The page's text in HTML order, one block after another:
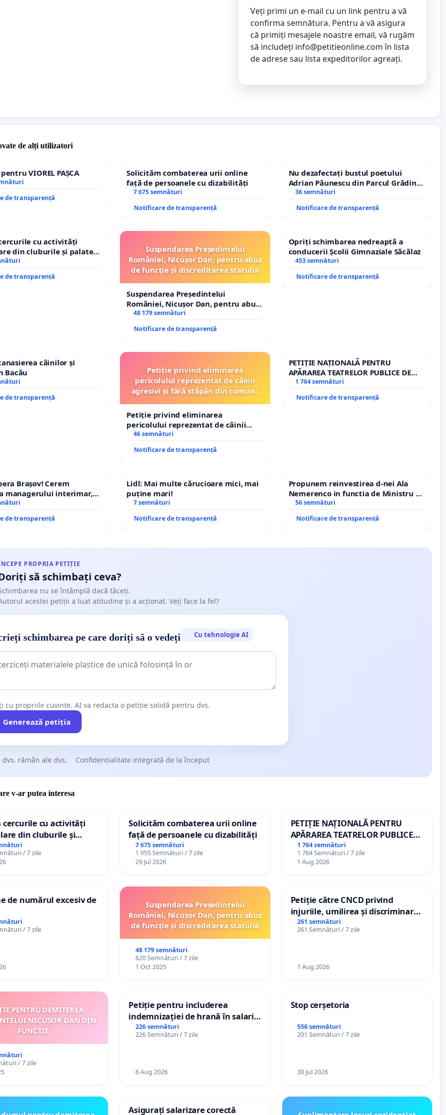
Veți primi un e-mail cu un link pentru a vă
confirma semnătura. Pentru a vă asigura
că primiți mesajele noastre email, vă rugăm
să includeți info@petitieonline.comîn lista
de adrese sau lista expeditorilor agreați.
de alți utilizatori
VIOREL PAȘCA
de transparență
Solicităm combaterea urii online
față de persoanele cu dizabilități
7 675 semnături
Notificare de transparență
Nu dezafectați bustul poetului
Adrian Păunescu din Parcul Grădina
Icoanei! Stop cenzurii culturale!
36 semnături
Notificare de transparență
cu activități
din cluburile și palatele
de transparență
Suspendarea Președintelui
României, Nicușor Dan, pentru abuz
de funcție și discreditarea statului
Suspendarea Președintelui
României, Nicușor Dan, pentru abuz
de funcție și discreditarea statului
48 179 semnături
Notificare de transparență
Opriți schimbarea nedreaptă a
conducerii Școlii Gimnaziale Săcălaz
453 semnături
Notificare de transparență
câinilor și
Bacău
de transparență
Petiție privind eliminarea
pericolului reprezentat de câinii
agresivi și fără stăpân din comuna
Petiție privind eliminarea
pericolului reprezentat de câinii
agresivi și fără stăpân din comuna
46 semnături
Notificare de transparență
PETIȚIE NAȚIONALĂ PENTRU
APĂRAREA TEATRELOR PUBLICE DE
REPERTORIU DIN ROMÂNIA
1 764 semnături
Notificare de transparență
Brașov! Cerem
managerului interimar,
Marius!
de transparență
Lidl: Mai multe cărucioare mici, mai
puține mari!
7 semnături
Notificare de transparență
Propunem reinvestirea d-nei Ala
Nemerenco in functia de Ministru al
Sanatatii
56 semnături
Notificare de transparență
PROPRIA PETIȚIE
să schimbați ceva?
nu se întâmplă dacă tăceți.
acestei petiții a luat atitudine și a acționat. Veți face la fel?
schimbarea pe care doriți să o vedeți Cu tehnologie AI
cu propriile cuvinte. AI va redacta o petiție solidă pentru dvs.
Generează petiția
dvs. rămân ale dvs. Confidențialitate integrată de la început
v-ar putea interesa
cercurile cu activități
din cluburile și
/ 7 zile
Solicităm combaterea urii online
față de persoanele cu dizabilități
7 675 semnături
1 955 Semnături / 7 zile
29 Jul 2026
PETIȚIE NAȚIONALĂ PENTRU
APĂRAREA TEATRELOR PUBLICE
DE REPERTORIU DIN ROMÂNIA
1 764 semnături
1 764 Semnături / 7 zile
1 Aug 2026
de numărul excesiv de
/ 7 zile
Suspendarea Președintelui
României, Nicușor Dan, pentru abuz
de funcție și discreditarea statului
48 179 semnături
620 Semnături / 7 zile
1 Oct 2025
Petiție către CNCD privind
injuriile, umilirea și discriminarea
persoanelor cu dizabilități de
către utilizatorul TikTok „Gorici”
261 semnături
261 Semnături / 7 zile
1 Aug 2026
PENTRU DEMITEREA
NICUȘOR DAN DIN
FUNCȚIE
/ 7 zile
Petiție pentru includerea
indemnizației de hrană în salariul
de bază și protejarea gradațiilor
de vechime pentru asistenții
226 semnături
226 Semnături / 7 zile
6 Aug 2026
Stop cerșetoria
556 semnături
201 Semnături / 7 zile
30 Jul 2026
Asigurați salarizare corectă